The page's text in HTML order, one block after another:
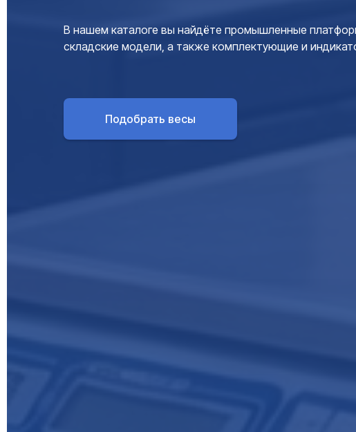
В нашем каталоге вы найдёте промышленные
складские модели, а также комплектующие и
Подобрать весы